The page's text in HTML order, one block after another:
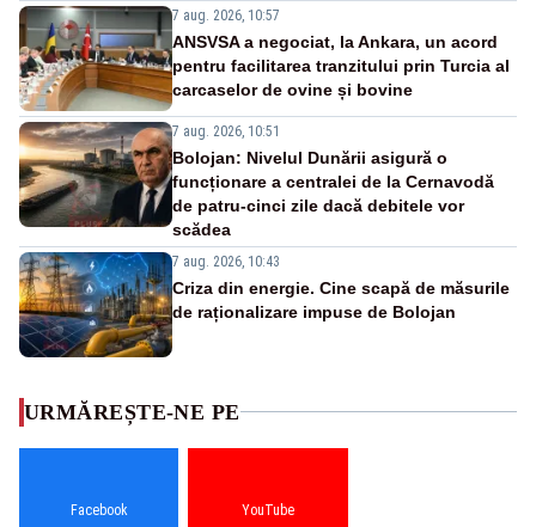
7 aug. 2026, 10:57
ANSVSA a negociat, la Ankara, un acord
pentru facilitarea tranzitului prin Turcia al
carcaselor de ovine și bovine
7 aug. 2026, 10:51
Bolojan: Nivelul Dunării asigură o
funcționare a centralei de la Cernavodă
de patru-cinci zile dacă debitele vor
scădea
7 aug. 2026, 10:43
Criza din energie. Cine scapă de măsurile
de raționalizare impuse de Bolojan
URMĂREȘTE-NE PE
Facebook YouTube